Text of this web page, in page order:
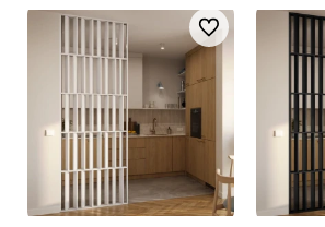
Do ulubionych